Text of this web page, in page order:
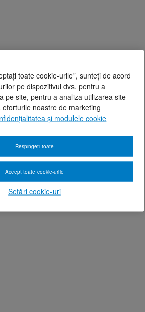
toate cookie-urile”, sunteți de acord
pe dispozitivul dvs. pentru a
pe site, pentru a analiza utilizarea site-
noastre de marketing
și modulele cookie
Setări cookie-uri
Respingeți toate
Accept toate cookie-urile